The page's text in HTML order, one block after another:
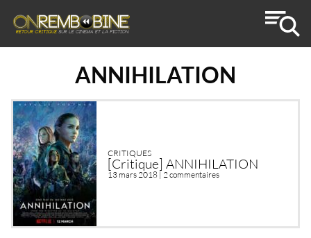
ANNIHILATION
CRITIQUES
[Critique] ANNIHILATION
13 mars 2018 | 2 commentaires